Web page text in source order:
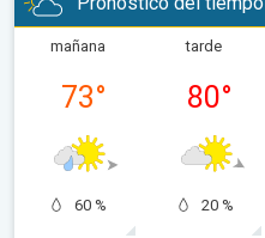
mañana
73°
60 %
tarde
80°
20 %